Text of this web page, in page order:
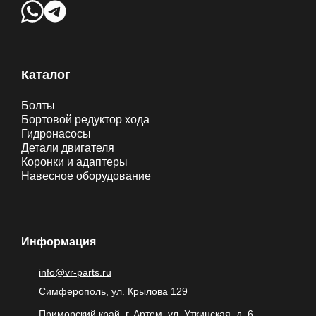
Каталог
Болты
Бортовой редуктор хода
Гидронасосы
Детали двигателя
Коронки и адаптеры
Навесное оборудование
Информация
info@vr-parts.ru
Симферополь, ул. Крылова 129
Приморский край, г. Артем, ул. Уткинская, д. 6